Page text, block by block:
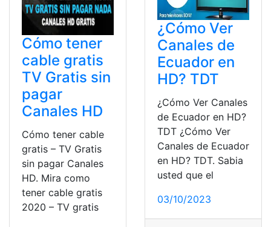
Cómo tener
cable gratis
TV Gratis sin
pagar
Canales HD
Cómo tener cable
gratis – TV Gratis
sin pagar Canales
HD. Mira como
tener cable gratis
2020 – TV gratis
¿Cómo Ver
Canales de
Ecuador en
HD? TDT
¿Cómo Ver Canales
de Ecuador en HD?
TDT ¿Cómo Ver
Canales de Ecuador
en HD? TDT. Sabia
usted que el
03/10/2023